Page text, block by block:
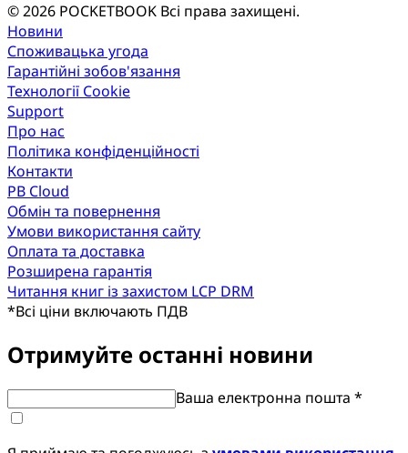
© 2026 POCKETBOOK Всі права захищені.
Новини
Споживацька угода
Гарантійні зобов'язання
Технології Cookie
Support
Про нас
Політика конфіденційності
Контакти
PB Cloud
Обмін та повернення
Умови використання сайту
Оплата та доставка
Розширена гарантія
Читання книг із захистом LCP DRM
*Всі ціни включають ПДВ
Отримуйте останні новини
Ваша електронна пошта *